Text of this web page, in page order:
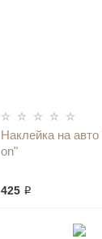
Наклейка на
on"
425 ₽